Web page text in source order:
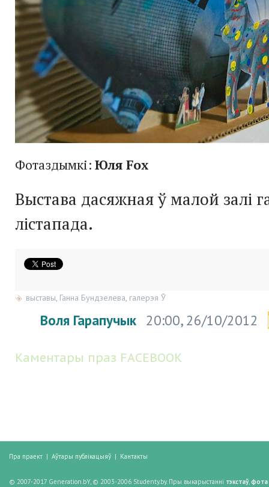
Фотаздымкі: Юля Fox
Выстава дасяжная ў малой залі
лістапада.
выставы, Ганна Бундзелева, галерэя Ў
Воля Гарапучык 20:00, 26/10/2012
Каментары праз FACEBOOK
Пра праект | Аўтары публікацыяў | Кантакты
© 2007-2017 Generation.bY, © 2003-2006 Studenty.by. Пры выкарыстанні тэкстаў,фота